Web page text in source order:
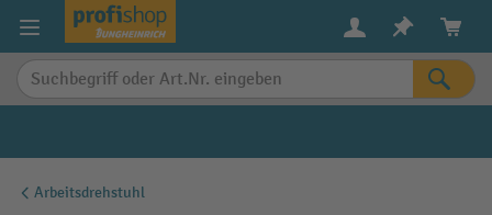
springen
Arbeitsdrehstuhl